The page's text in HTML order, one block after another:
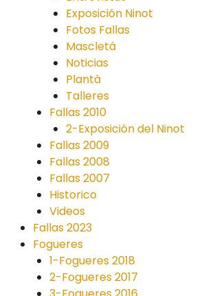
Exposición Ninot
Fotos Fallas
Mascletá
Noticias
Plantà
Talleres
Fallas 2010
2-Exposición del Ninot
Fallas 2009
Fallas 2008
Fallas 2007
Historico
Videos
Fallas 2023
Fogueres
1-Fogueres 2018
2-Fogueres 2017